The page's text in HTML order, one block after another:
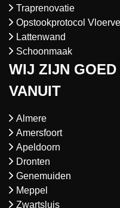
Traprenovatie
Opstookprotocol
Lattenwand
Schoonmaak
WIJ ZIJN
VANUIT
Almere
Amersfoort
Apeldoorn
Dronten
Genemuiden
Meppel
Zwartsluis